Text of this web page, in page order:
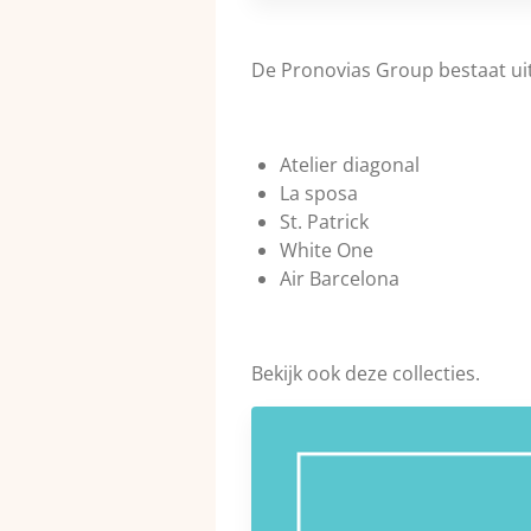
De Pronovias Group bestaat
Atelier diagonal
La sposa
St. Patrick
White One
Air Barcelona
Bekijk ook deze collecties.